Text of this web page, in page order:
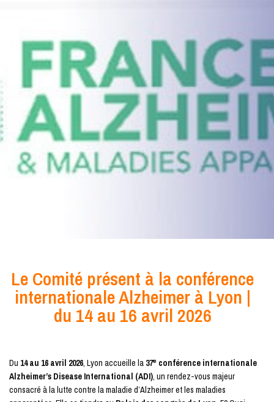
Le Comité présent à la conférence
internationale Alzheimer à Lyon |
du 14 au 16 avril 2026
Du 14 au 16 avril 2026, Lyon accueille la 37ᵉ conférence internationale
Alzheimer’s Disease International (ADI), un rendez-vous majeur
consacré à la lutte contre la maladie d’Alzheimer et les maladies